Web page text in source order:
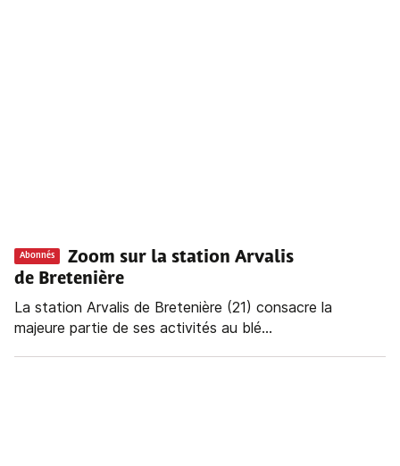
Abonnés
Zoom sur la station Arvalis
de Bretenière
La station Arvalis de Bretenière (21) consacre la
majeure partie de ses activités au blé...